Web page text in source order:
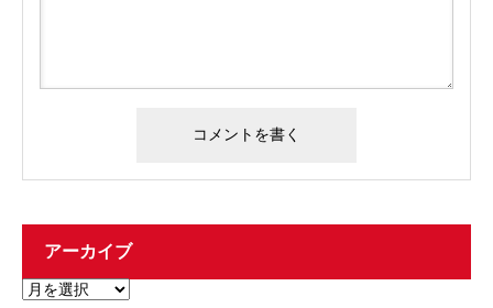
アーカイブ
ア
ー